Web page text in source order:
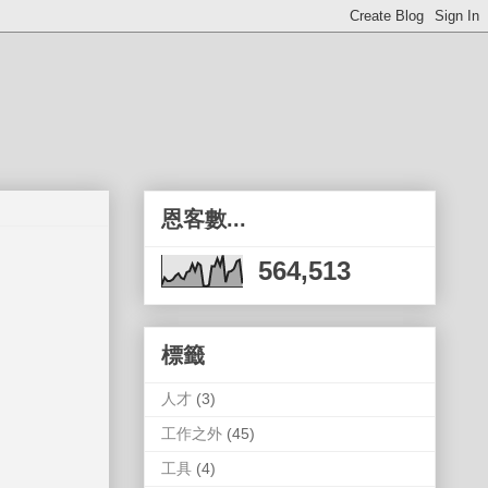
恩客數...
564,513
標籤
人才 (3)
工作之外 (45)
工具 (4)